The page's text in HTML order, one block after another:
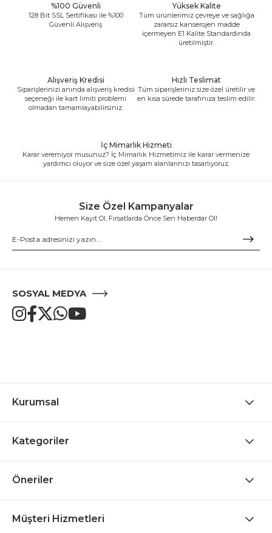
%100 Güvenli
128 Bit SSL Sertifikası ile %100
Güvenli Alışveriş
Yüksek Kalite
Tüm ürünlerimiz çevreye ve sağlığa
zararsız kanserojen madde
içermeyen E1 Kalite Standardında
üretilmiştir.
Alışveriş Kredisi
Siparişlerinizi anında alışveriş kredisi
seçeneği ile kart limiti problemi
olmadan tamamlayabilirsiniz.
Hızlı Teslimat
Tüm siparişleriniz size özel üretilir ve
en kısa sürede tarafınıza teslim edilir.
İç Mimarlık Hizmeti
Karar veremiyor musunuz? İç Mimarlık Hizmetimiz ile karar vermenize
yardımcı oluyor ve size özel yaşam alanlarınızı tasarlıyoruz.
Size Özel Kampanyalar
Hemen Kayıt Ol, Fırsatlarda Önce Sen Haberdar Ol!
SOSYAL MEDYA
Kurumsal
Kategoriler
Öneriler
Müşteri Hizmetleri